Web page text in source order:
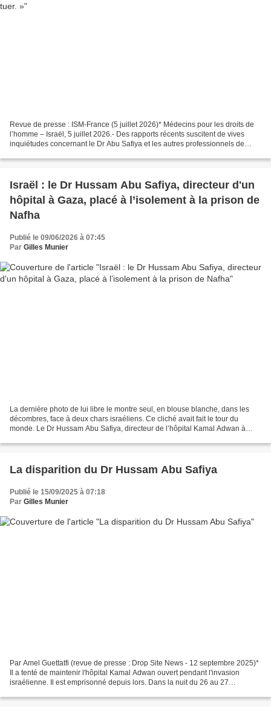
Revue de presse : ISM-France (5 juillet 2026)* Médecins pour les droits de
l’homme – Israël, 5 juillet 2026.- Des rapports récents suscitent de vives
inquiétudes concernant le Dr Abu Safiya et les autres professionnels de
Israël : le Dr Hussam Abu Safiya, directeur d'un
hôpital à Gaza, placé à l’isolement à la prison de
Nafha
Publié le 09/06/2026 à 07:45
Par Gilles Munier
La dernière photo de lui libre le montre seul, en blouse blanche, dans les
décombres, face à deux chars israéliens. Ce cliché avait fait le tour du
monde. Le Dr Hussam Abu Safiya, directeur de l’hôpital Kamal Adwan à
La disparition du Dr Hussam Abu Safiya
Publié le 15/09/2025 à 07:18
Par Gilles Munier
Par Amel Guettatfi (revue de presse : Drop Site News - 12 septembre 2025)*
Il a tenté de maintenir l'hôpital Kamal Adwan ouvert pendant l'invasion
israélienne. Il est emprisonné depuis lors. Dans la nuit du 26 au 27